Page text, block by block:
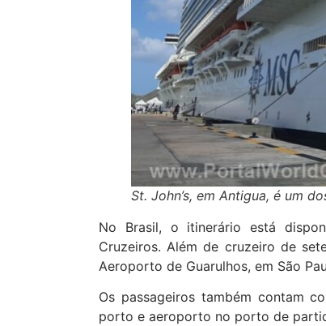
St. John’s, em Antigua, é um
No Brasil, o itinerário está
Cruzeiros. Além de cruzeiro de
Aeroporto de Guarulhos, em São
Os passageiros também contam
porto e aeroporto no porto de